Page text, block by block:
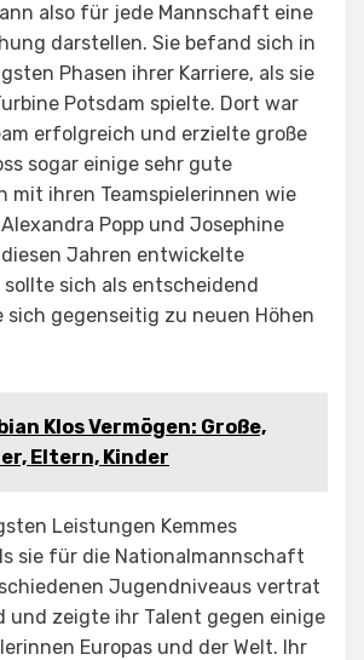
also für jede Mannschaft eine
darstellen. Sie befand sich in
Phasen ihrer Karriere, als sie
Potsdam spielte. Dort war
erfolgreich und erzielte große
sogar einige sehr gute
mit ihren Teamspielerinnen wie
Popp und Josephine
Jahren entwickelte
sich als entscheidend
sich gegenseitig zu neuen Höhen
Klos Vermögen: Große,
Eltern, Kinder
Leistungen Kemmes
sie für die Nationalmannschaft
Jugendniveaus vertrat
und zeigte ihr Talent gegen einige
Europas und der Welt. Ihr